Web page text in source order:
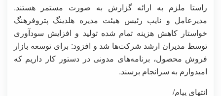
راستا ملزم به ارائه گزارش به صورت مستمر هستند.
مدیرعامل و نایب رئیس هیئت مدیره هلدینگ پتروفرهنگ
خواستار کاهش هزینه تمام شده تولید و افزایش سودآوری
توسط مدیران ارشد شرکت‌ها شد و افزود: برای توسعه بازار
فروش محصول، برنامه‌های مدونی در دستور کار داریم که
امیدوارم به سرانجام برسند.
انتهای پیام/